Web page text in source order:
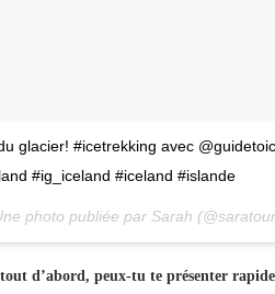
glacier! #icetrekking avec
#ig_iceland #iceland #islande
photo publiée par Sarah
d’abord, peux-tu te présenter